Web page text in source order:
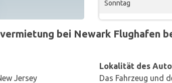
Sonntag
bei Newark Flughafen
Jersey
Lokalität des
Das Fahrzeug und